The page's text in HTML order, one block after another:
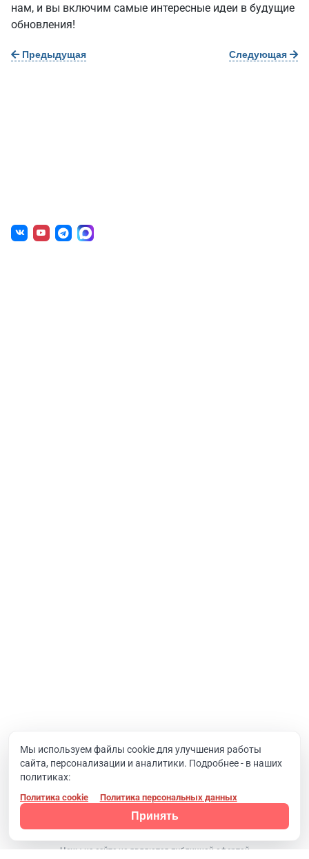
нам, и вы включим самые интересные идеи в будущие
обновления!
Предыдущая Следующая
Мы используем файлы cookie для улучшения работы
сайта, персонализации и аналитики. Подробнее - в наших
политиках:
Политика cookie Политика персональных данных
Принять
Документы
Контакты
Конфиденциальность © 2008 - 2024, Компания SIMAI
Цены на сайте не являются публичной офертой